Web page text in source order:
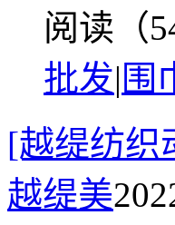
阅读（
批发| 围
[越缇纺
越缇美